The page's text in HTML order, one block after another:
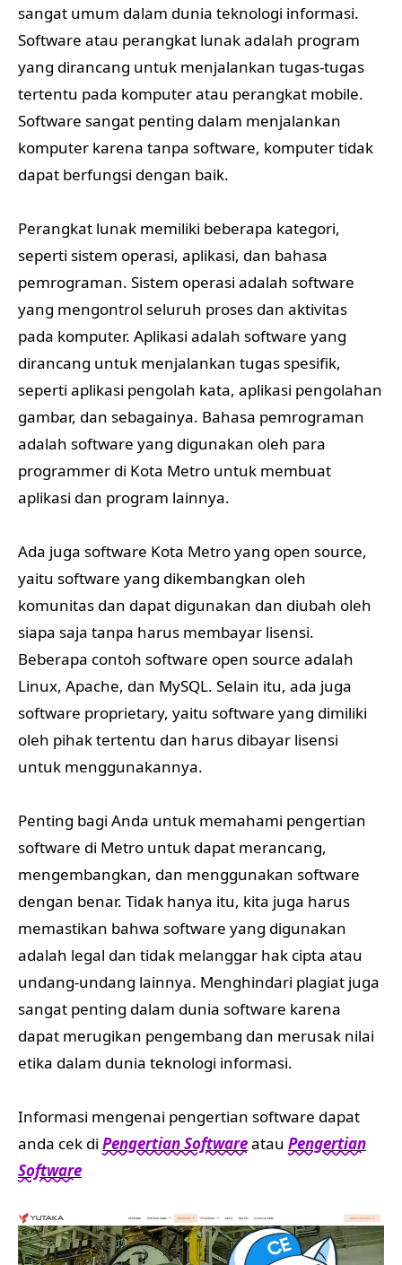
sangat umum dalam dunia teknologi informasi.
Software atau perangkat lunak adalah program
yang dirancang untuk menjalankan tugas-tugas
tertentu pada komputer atau perangkat mobile.
Software sangat penting dalam menjalankan
komputer karena tanpa software, komputer tidak
dapat berfungsi dengan baik.
Perangkat lunak memiliki beberapa kategori,
seperti sistem operasi, aplikasi, dan bahasa
pemrograman. Sistem operasi adalah software
yang mengontrol seluruh proses dan aktivitas
pada komputer. Aplikasi adalah software yang
dirancang untuk menjalankan tugas spesifik,
seperti aplikasi pengolah kata, aplikasi pengolahan
gambar, dan sebagainya. Bahasa pemrograman
adalah software yang digunakan oleh para
programmer di Kota Metro untuk membuat
aplikasi dan program lainnya.
Ada juga software Kota Metro yang open source,
yaitu software yang dikembangkan oleh
komunitas dan dapat digunakan dan diubah oleh
siapa saja tanpa harus membayar lisensi.
Beberapa contoh software open source adalah
Linux, Apache, dan MySQL. Selain itu, ada juga
software proprietary, yaitu software yang dimiliki
oleh pihak tertentu dan harus dibayar lisensi
untuk menggunakannya.
Penting bagi Anda untuk memahami pengertian
software di Metro untuk dapat merancang,
mengembangkan, dan menggunakan software
dengan benar. Tidak hanya itu, kita juga harus
memastikan bahwa software yang digunakan
adalah legal dan tidak melanggar hak cipta atau
undang-undang lainnya. Menghindari plagiat juga
sangat penting dalam dunia software karena
dapat merugikan pengembang dan merusak nilai
etika dalam dunia teknologi informasi.
Informasi mengenai pengertian software dapat
anda cek di Pengertian Softwareatau Pengertian
Software